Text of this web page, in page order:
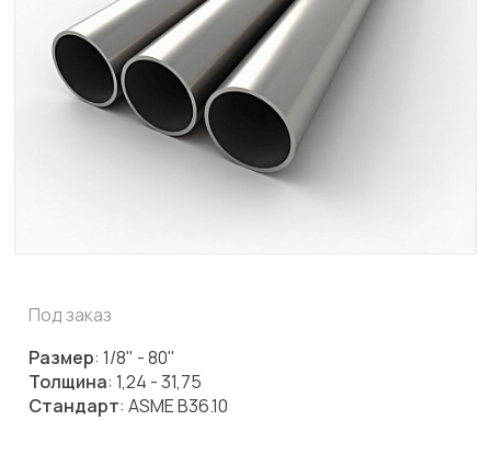
Под заказ
Размер: 1/8" - 80"
Толщина: 1,24 - 31,75
Стандарт: ASME B36.10